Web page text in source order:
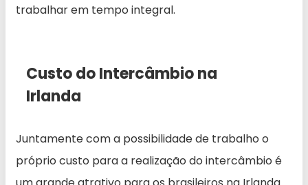
trabalhar em tempo integral.
Custo do Intercâmbio na
Irlanda
Juntamente com a possibilidade de trabalho o
próprio custo para a realização do intercâmbio é